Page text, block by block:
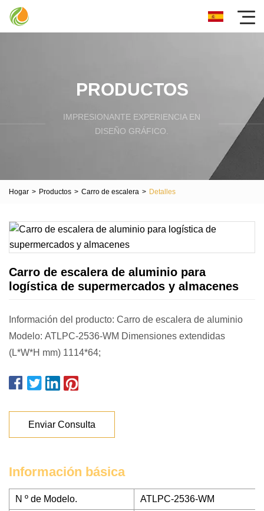
PRODUCTOS
IMPRESIONANTE EXPERIENCIA EN
DISEÑO GRÁFICO.
Hogar > Productos > Carro de escalera > Detalles
Carro de escalera de aluminio para
logística de supermercados y almacenes
Información del producto: Carro de escalera de aluminio
Modelo: ATLPC-2536-WM Dimensiones extendidas
(L*W*H mm) 1114*64;
Enviar Consulta
Información básica
N º de Modelo. ATLPC-2536-WM